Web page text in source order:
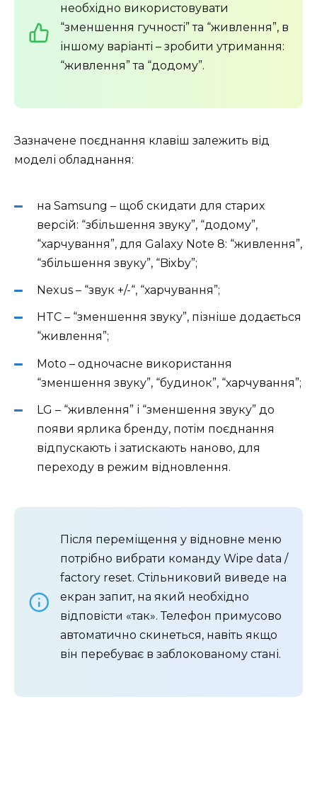
необхідно використовувати
“зменшення гучності” та “живлення”, в
іншому варіанті – зробити утримання:
“живлення” та “додому”.
Зазначене поєднання клавіш залежить від
моделі обладнання:
на Samsung – щоб скидати для старих
версій: “збільшення звуку”, “додому”,
“харчування”, для Galaxy Note 8: “живлення”,
“збільшення звуку”, “Bixby”;
Nexus – “звук +/-“, “харчування”;
HTC – “зменшення звуку”, пізніше додається
“живлення”;
Moto – одночасне використання
“зменшення звуку”, “будинок”, “харчування”;
LG – “живлення” і “зменшення звуку” до
появи ярлика бренду, потім поєднання
відпускають і затискають наново, для
переходу в режим відновлення.
Після переміщення у відновне меню
потрібно вибрати команду Wipe data /
factory reset. Стільниковий виведе на
екран запит, на який необхідно
відповісти «так». Телефон примусово
автоматично скинеться, навіть якщо
він перебуває в заблокованому стані.